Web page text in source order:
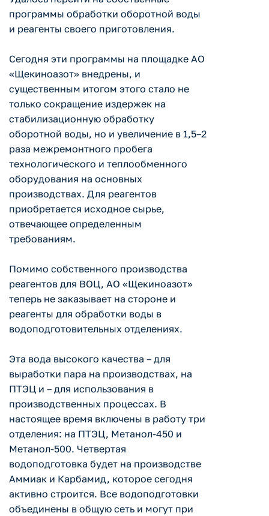
программы обработки оборотной воды
и реагенты своего приготовления.
Сегодня эти программы на площадке АО
«Щекиноазот» внедрены, и
существенным итогом этого стало не
только сокращение издержек на
стабилизационную обработку
оборотной воды, но и увеличение в 1,5–2
раза межремонтного пробега
технологического и теплообменного
оборудования на основных
производствах. Для реагентов
приобретается исходное сырье,
отвечающее определенным
требованиям.
Помимо собственного производства
реагентов для ВОЦ, АО «Щекиноазот»
теперь не заказывает на стороне и
реагенты для обработки воды в
водоподготовительных отделениях.
Эта вода высокого качества – для
выработки пара на производствах, на
ПТЭЦ и – для использования в
производственных процессах. В
настоящее время включены в работу три
отделения: на ПТЭЦ, Метанол-450 и
Метанол-500. Четвертая
водоподготовка будет на производстве
Аммиак и Карбамид, которое сегодня
активно строится. Все водоподготовки
объединены в общую сеть и могут при